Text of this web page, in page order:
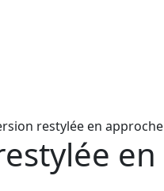
restylée en approche
en